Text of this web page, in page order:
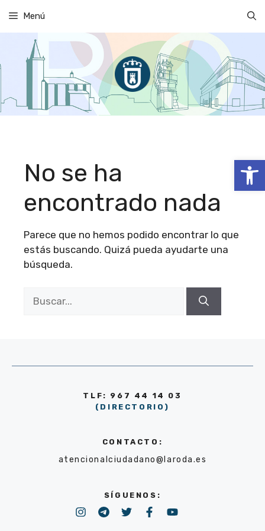
Abrir
contenido
Menú
No se ha
encontrado nada
Parece que no hemos podido encontrar lo que
estás buscando. Quizá pueda ayudarte una
búsqueda.
TLF: 967 44 14 03
(DIRECTORIO)
CONTACTO:
atencionalciudadano@laroda.es
SÍGUENOS: